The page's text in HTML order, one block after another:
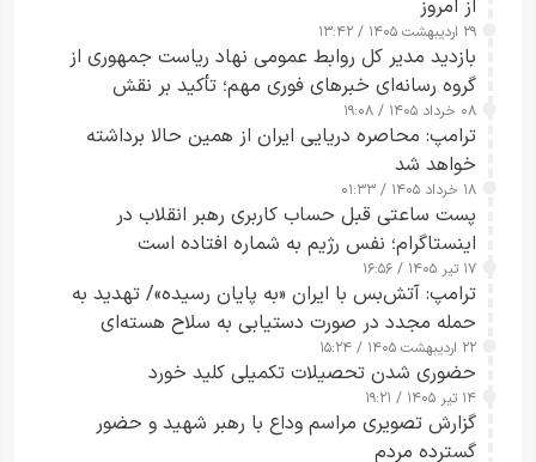
از امروز
۲۹ اردیبهشت ۱۴۰۵ / ۱۳:۴۲
بازدید مدیر کل روابط عمومی نهاد ریاست جمهوری از
گروه رسانه‌ای خبرهای فوری مهم؛ تأکید بر نقش
رسانه‌های هوشمند و مسئول در ارتقای آگاهی عمومی
۰۸ خرداد ۱۴۰۵ / ۱۹:۰۸
ترامپ: محاصره دریایی ایران از همین حالا برداشته
خواهد شد
۱۸ خرداد ۱۴۰۵ / ۰۱:۳۳
پست ساعتی قبل حساب کاربری رهبر انقلاب در
اینستاگرام؛ نفس رژیم به شماره افتاده است​
۱۷ تیر ۱۴۰۵ / ۱۶:۵۶
ترامپ: آتش‌بس با ایران «به پایان رسیده»/ تهدید به
حمله مجدد در صورت دستیابی به سلاح هسته‌ای
۲۲ اردیبهشت ۱۴۰۵ / ۱۵:۲۴
حضوری شدن تحصیلات تکمیلی کلید خورد
۱۴ تیر ۱۴۰۵ / ۱۹:۲۱
گزارش تصویری مراسم وداع با رهبر شهید و حضور
گسترده مردم